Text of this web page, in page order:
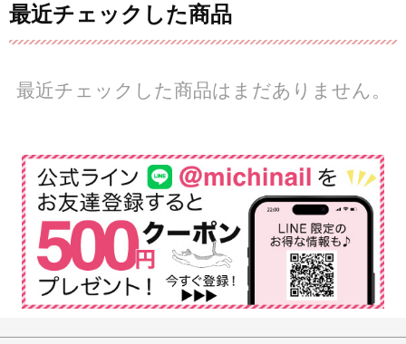
最近チェックした商品
最近チェックした商品はまだありません。